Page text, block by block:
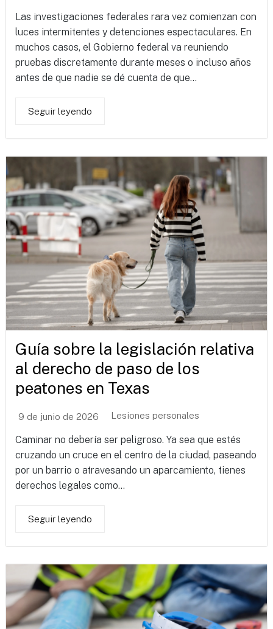
Las investigaciones federales rara vez comienzan con
luces intermitentes y detenciones espectaculares. En
muchos casos, el Gobierno federal va reuniendo
pruebas discretamente durante meses o incluso años
antes de que nadie se dé cuenta de que...
Seguir leyendo
Guía sobre la legislación relativa
al derecho de paso de los
peatones en Texas
9 de junio de 2026 Lesiones personales
Caminar no debería ser peligroso. Ya sea que estés
cruzando un cruce en el centro de la ciudad, paseando
por un barrio o atravesando un aparcamiento, tienes
derechos legales como...
Seguir leyendo